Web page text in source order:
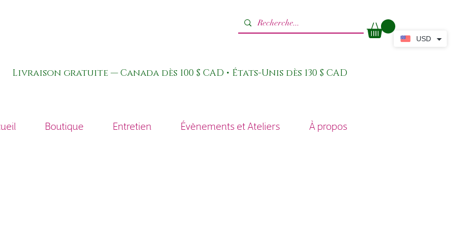
Livraison gratuite — Canada dès 100 $ CAD • États-Unis dès 130 $ CAD
Boutique Entretien Évènements et Ateliers À propos
USD